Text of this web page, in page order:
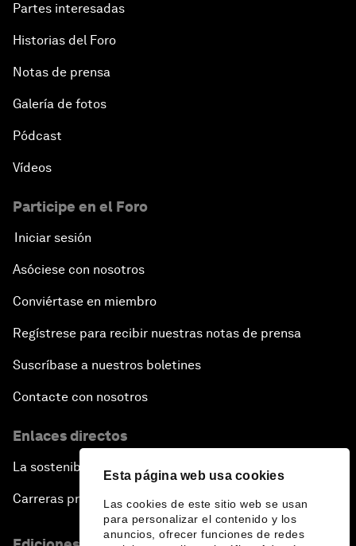
Esta página web usa cookies
Las cookies de este sitio web se usan
para personalizar el contenido y los
anuncios, ofrecer funciones de redes
Partes interesadas
Historias del Foro
Notas de prensa
Galería de fotos
Pódcast
Vídeos
Participe en el Foro
Iniciar sesión
Asóciese con nosotros
Conviértase en miembro
Regístrese para recibir nuestras notas de prensa
Suscríbase a nuestros boletines
Contacte con nosotros
Enlaces directos
La sostenibilidad en el Foro
Carreras profesionales